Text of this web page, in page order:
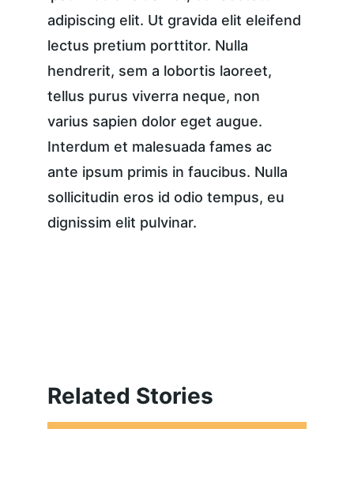
adipiscing elit. Ut gravida elit eleifend
lectus pretium porttitor. Nulla
hendrerit, sem a lobortis laoreet,
tellus purus viverra neque, non
varius sapien dolor eget augue.
Interdum et malesuada fames ac
ante ipsum primis in faucibus. Nulla
sollicitudin eros id odio tempus, eu
dignissim elit pulvinar.
Related Stories